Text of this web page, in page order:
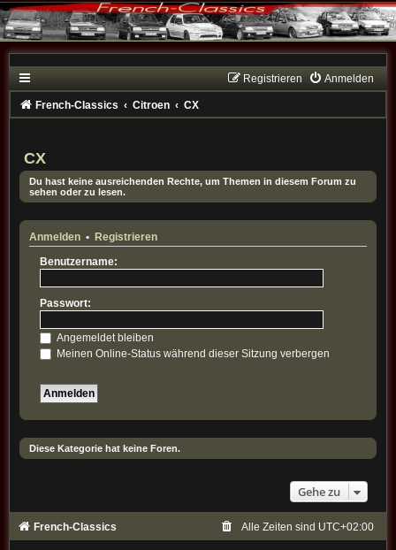
Anmelden
Registrieren
French-Classics Citroen CX
CX
Du hast keine ausreichenden Rechte, um Themen in diesem Forum zu
sehen oder zu lesen.
Anmelden• Registrieren
Benutzername:
Passwort:
Angemeldet bleiben
Meinen Online-Status während dieser Sitzung verbergen
Diese Kategorie hat keine Foren.
Gehe zu
French-Classics Alle Zeiten sind UTC+02:00